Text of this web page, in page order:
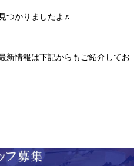
つかりましたよ♬
新情報は下記からもご紹介してお